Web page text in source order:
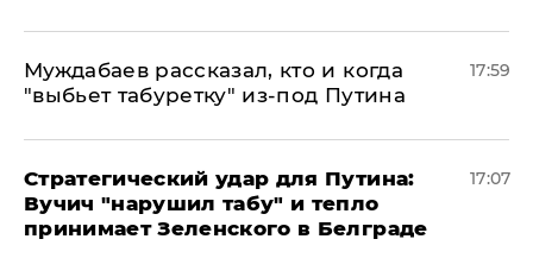
Муждабаев рассказал, кто и когда
"выбьет табуретку" из-под Путина
17:59
Стратегический удар для Путина:
Вучич "нарушил табу" и тепло
принимает Зеленского в Белграде
17:07